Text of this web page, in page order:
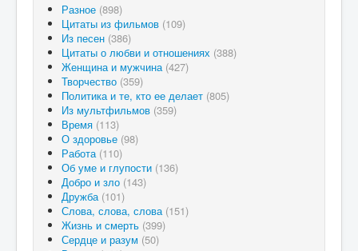
Разное (898)
Цитаты из фильмов (109)
Из песен (386)
Цитаты о любви и отношениях (388)
Женщина и мужчина (427)
Творчество (359)
Политика и те, кто ее делает (805)
Из мультфильмов (359)
Время (113)
О здоровье (98)
Работа (110)
Об уме и глупости (136)
Добро и зло (143)
Дружба (101)
Слова, слова, слова (151)
Жизнь и смерть (399)
Сердце и разум (50)